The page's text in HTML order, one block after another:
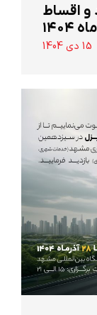
اقساط
15 دی 1404